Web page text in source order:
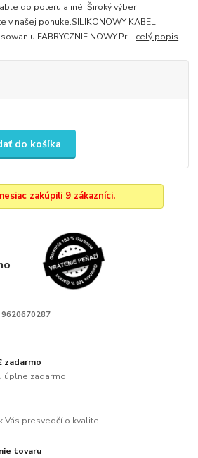
do poteru a iné. Široký výber
v našej ponuke.SILIKONOWY KABEL
NOWY.Pr... celý popis
do košíka
zakúpili 9 zákazníci.
9620670287
zadarmo
úplne zadarmo
Vás presvedčí o kvalite
tovaru